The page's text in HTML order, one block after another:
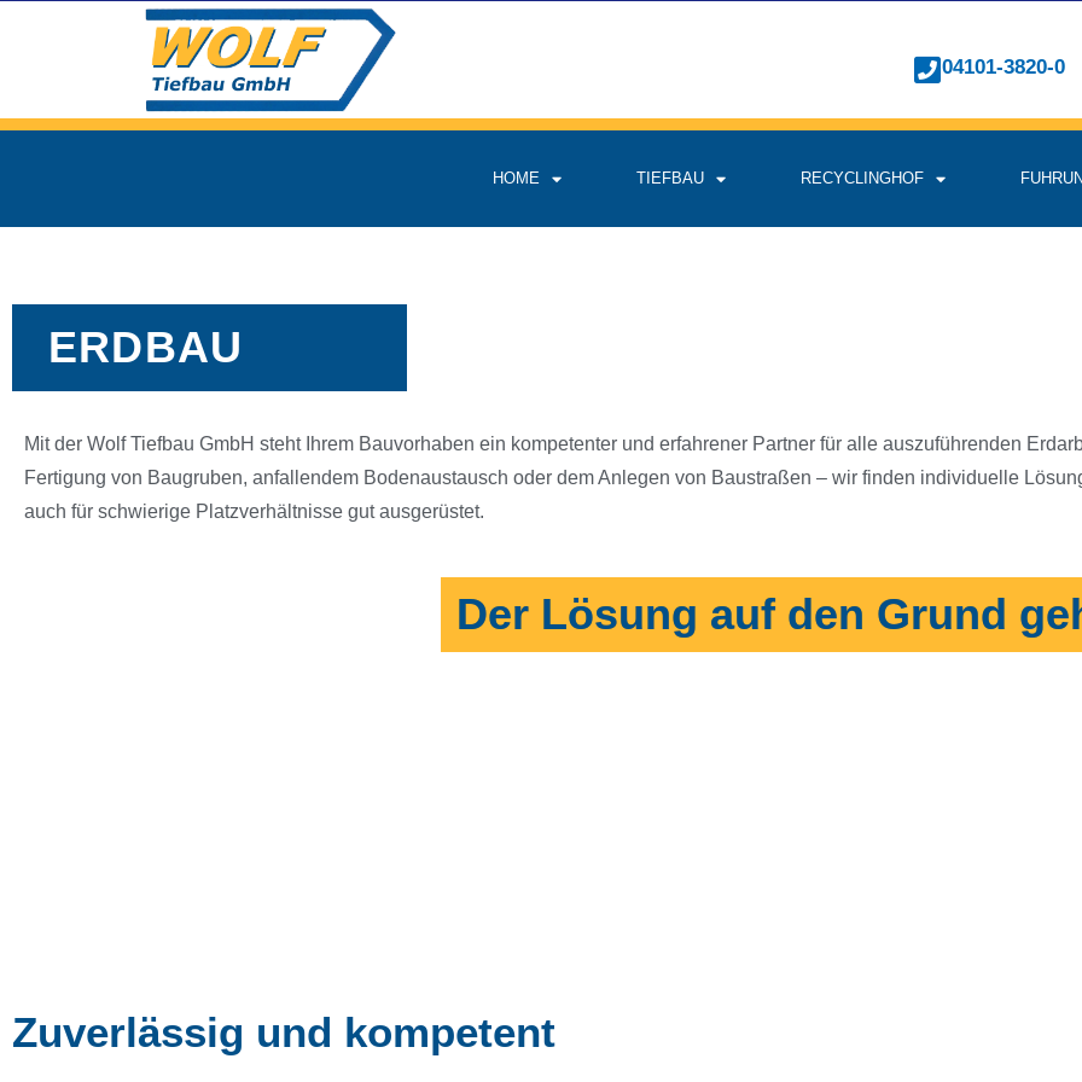
04101-3820-0
HOME TIEFBAU RECYCLINGHOF
ERDBAU
Mit der Wolf Tiefbau GmbH steht Ihrem Bauvorhaben ein kompetenter und erfahrener Partner für alle auszuführenden
Fertigung von Baugruben, anfallendem Bodenaustausch oder dem Anlegen von Baustraßen – wir finden individuelle
auch für schwierige Platzverhältnisse gut ausgerüstet.
Der Lösung auf den Grund
Zuverlässig und kompetent